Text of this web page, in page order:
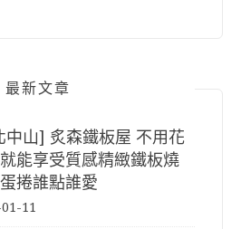
最新文章
中山] 炙森鐵板屋 不用花
能享受質感精緻鐵板燒
捲誰點誰愛
11